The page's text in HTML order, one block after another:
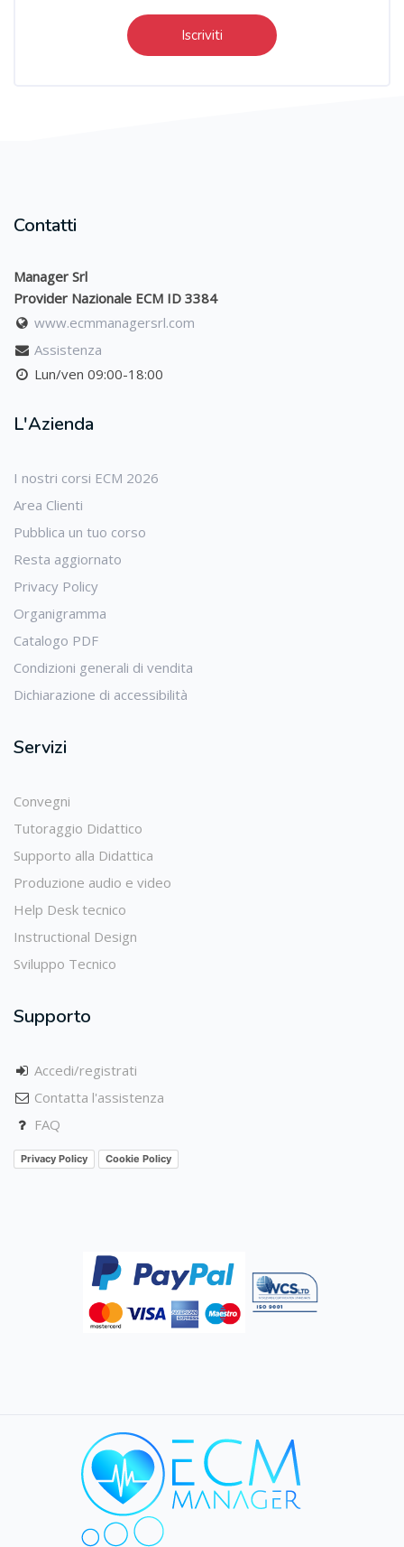
Iscriviti
Contatti
Manager Srl
Provider Nazionale ECM ID 3384
www.ecmmanagersrl.com
Assistenza
Lun/ven 09:00-18:00
L'Azienda
I nostri corsi ECM 2026
Area Clienti
Pubblica un tuo corso
Resta aggiornato
Privacy Policy
Organigramma
Catalogo PDF
Condizioni generali di vendita
Dichiarazione di accessibilità
Servizi
Convegni
Tutoraggio Didattico
Supporto alla Didattica
Produzione audio e video
Help Desk tecnico
Instructional Design
Sviluppo Tecnico
Supporto
Accedi/registrati
Contatta l'assistenza
FAQ
Privacy Policy Cookie Policy